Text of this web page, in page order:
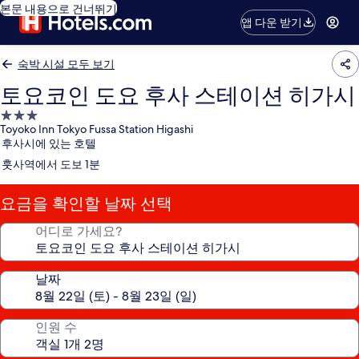
본문 내용으로 건너뛰기
앱 다운 받기
숙박 시설 모두 보기
토요코인 도요 후사 스테이션 히가시
3.0
성
급
숙
박
시
설
Toyoko Inn Tokyo Fussa Station Higashi
후사시에 있는 호텔
훗사역에서 도보 1분
요금을 확인할 날짜 선택
어디로 가세요?
날짜
인원 수